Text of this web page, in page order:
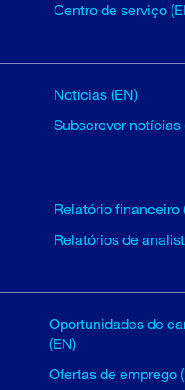
Centro de serviço
Notícias (EN)
Subscrever notícias
Relatório financeiro
Relatórios de
Oportunidades de
(EN)
Ofertas de emprego